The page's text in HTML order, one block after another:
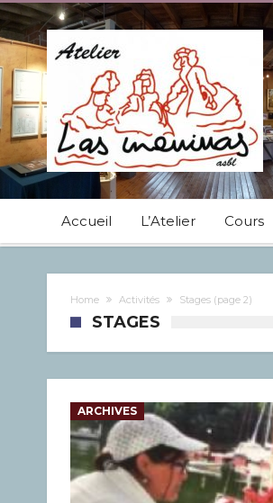
Accueil L’Atelier Cours
Home Activités Stages (page 2)
STAGES
ARCHIVES